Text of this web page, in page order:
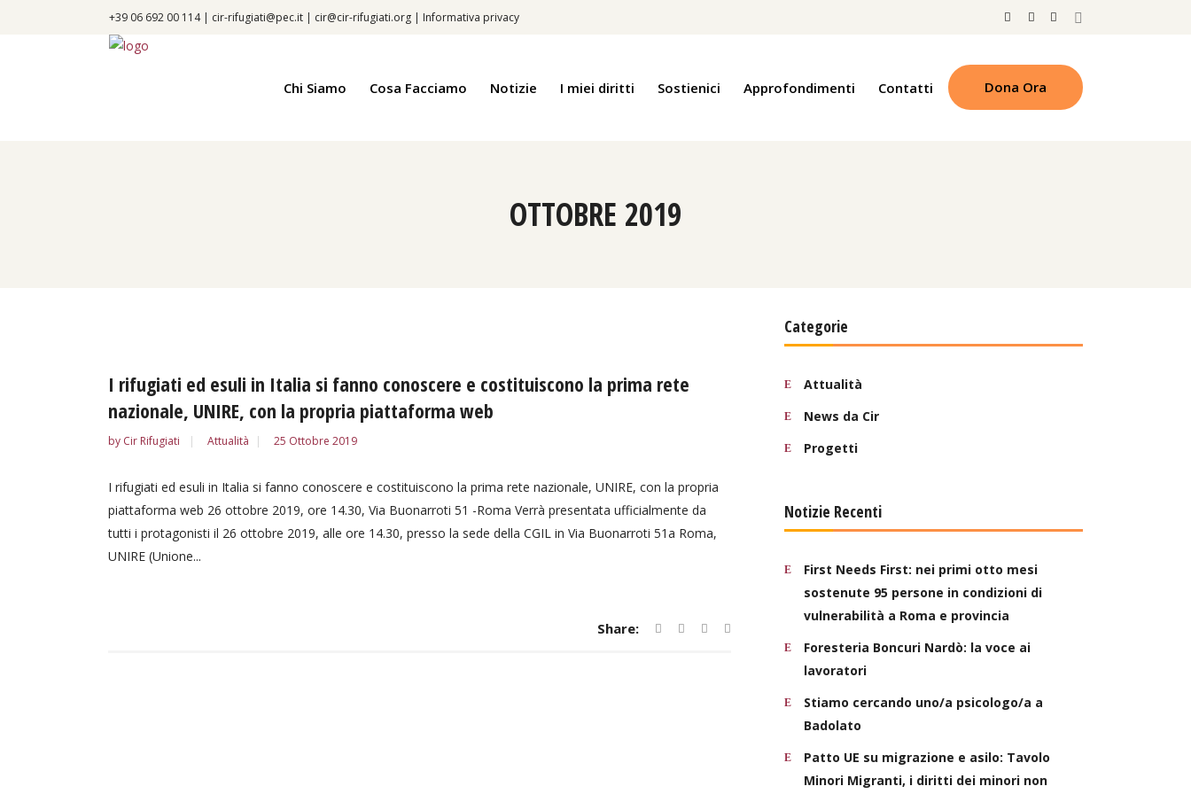
+39 06 692 00 114 | cir-rifugiati@pec.it | cir@cir-rifugiati.org | Informativa privacy
Chi Siamo Cosa Facciamo Notizie I miei diritti Sostienici Approfondimenti Contatti Dona Ora
OTTOBRE 2019
I rifugiati ed esuli in Italia si fanno conoscere e costituiscono la prima rete
nazionale, UNIRE, con la propria piattaforma web
by Cir Rifugiati Attualità 25 Ottobre 2019
I rifugiati ed esuli in Italia si fanno conoscere e costituiscono la prima rete nazionale, UNIRE, con la propria
piattaforma web 26 ottobre 2019, ore 14.30, Via Buonarroti 51 -Roma Verrà presentata ufficialmente da
tutti i protagonisti il 26 ottobre 2019, alle ore 14.30, presso la sede della CGIL in Via Buonarroti 51a Roma,
UNIRE (Unione...
Share:
Categorie
Attualità
News da Cir
Progetti
Notizie Recenti
First Needs First: nei primi otto mesi
sostenute 95 persone in condizioni di
vulnerabilità a Roma e provincia
Foresteria Boncuri Nardò: la voce ai
lavoratori
Stiamo cercando uno/a psicologo/a a
Badolato
Patto UE su migrazione e asilo: Tavolo
Minori Migranti, i diritti dei minori non